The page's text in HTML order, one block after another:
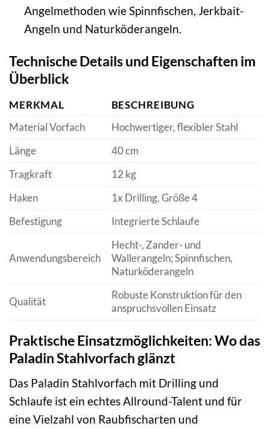
Angelmethoden wie Spinnfischen, Jerkbait-
Angeln und Naturköderangeln.
Technische Details und Eigenschaften im
Überblick
MERKMAL
BESCHREIBUNG
Material Vorfach
Hochwertiger, flexibler Stahl
Länge
40 cm
Tragkraft
12 kg
Haken
1x Drilling, Größe 4
Befestigung
Integrierte Schlaufe
Anwendungsbereich
Hecht-, Zander- und
Wallerangeln; Spinnfischen,
Naturköderangeln
Qualität
Robuste Konstruktion für den
anspruchsvollen Einsatz
Praktische Einsatzmöglichkeiten: Wo das
Paladin Stahlvorfach glänzt
Das Paladin Stahlvorfach mit Drilling und
Schlaufe ist ein echtes Allround-Talent und für
eine Vielzahl von Raubfischarten und